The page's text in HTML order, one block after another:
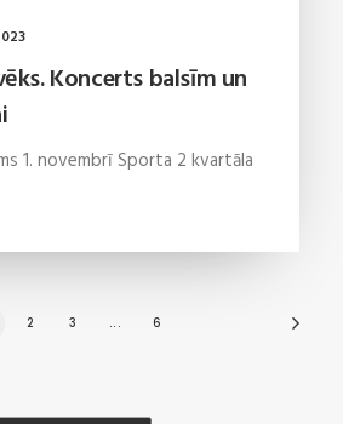
Koncerts balsīm un
1. novembrī Sporta 2 kvartāla
2 3 ... 6